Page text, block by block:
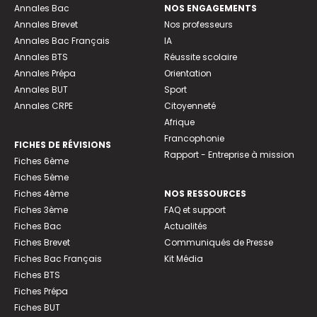
Annales Bac
Annales Brevet
Annales Bac Français
Annales BTS
Annales Prépa
Annales BUT
Annales CRPE
FICHES DE RÉVISIONS
Fiches 6ème
Fiches 5ème
Fiches 4ème
Fiches 3ème
Fiches Bac
Fiches Brevet
Fiches Bac Français
Fiches BTS
Fiches Prépa
Fiches BUT
NOS ENGAGEMENTS
Nos professeurs
IA
Réussite scolaire
Orientation
Sport
Citoyenneté
Afrique
Francophonie
Rapport - Entreprise à mission
NOS RESSOURCES
FAQ et support
Actualités
Communiqués de Presse
Kit Média